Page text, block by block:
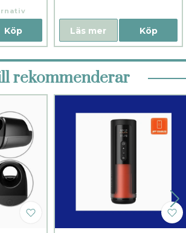
Köp Köp
Läs mer
rekommenderar